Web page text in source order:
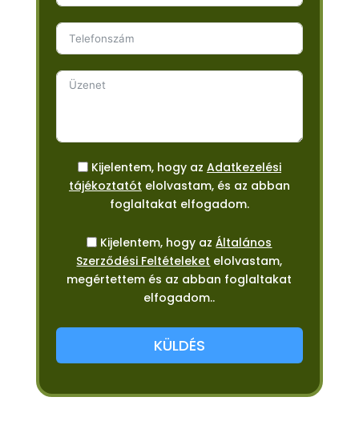
Kijelentem, hogy az Adatkezelési
tájékoztatót
foglaltakat elfogadom.
Kijelentem, hogy azÁltalános
Szerződési Feltételeket elolvastam,
megértettem és az abban foglaltakat
elfogadom..
KÜLDÉS